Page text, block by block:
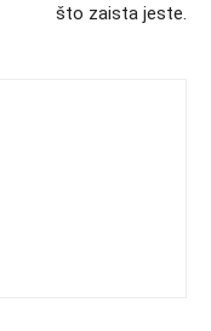
što zaista jeste.